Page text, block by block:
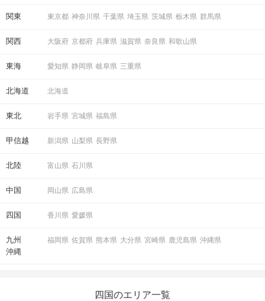
関東 東京都 神奈川県 千葉県 埼玉県 茨城県 栃木県 群馬県
関西 大阪府 京都府 兵庫県 滋賀県 奈良県 和歌山県
東海 愛知県 静岡県 岐阜県 三重県
北海道 北海道
東北 岩手県 宮城県 福島県
甲信越 新潟県 山梨県 長野県
北陸 富山県 石川県
中国 岡山県 広島県
四国 香川県 愛媛県
九州
沖縄
福岡県 佐賀県 熊本県 大分県 宮崎県 鹿児島県 沖縄県
四国のエリア一覧